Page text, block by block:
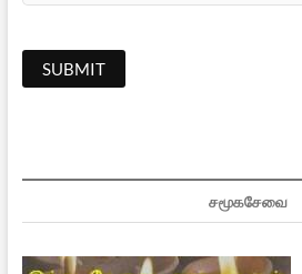
சமூகசேவை